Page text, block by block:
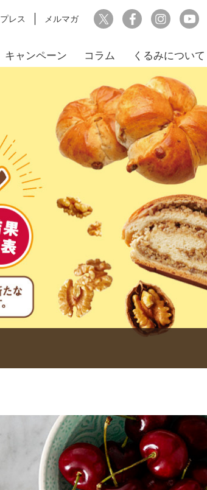
プレス メルマガ
キャンペーン コラム くるみについて